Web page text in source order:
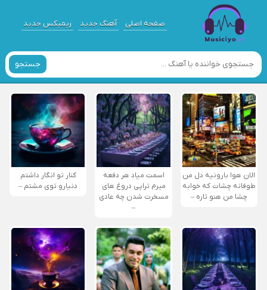
صفحه اصلی آهنگ جدید ریمیکس جدید
جستجو
الان هوا بارونیه دل من
طوفانه چشات که خوابه
چشا من هنو تاره –
اسمت میاد هر دفعه
میرم تراپی دروغ‌ های
مسخرت شدن چه عادی
–
کنار تو انگار داشتم
دنیارو توی مشتم –